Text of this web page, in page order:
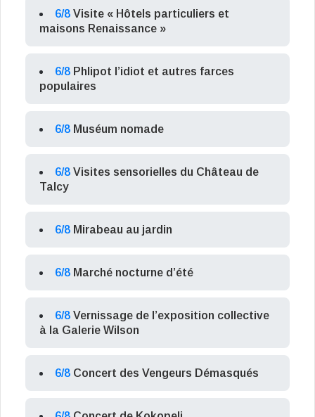
6/8 Visite « Hôtels particuliers et
maisons Renaissance »
6/8 Phlipot l’idiot et autres farces
populaires
6/8 Muséum nomade
6/8 Visites sensorielles du Château de
Talcy
6/8 Mirabeau au jardin
6/8 Marché nocturne d’été
6/8 Vernissage de l’exposition collective
à la Galerie Wilson
6/8 Concert des Vengeurs Démasqués